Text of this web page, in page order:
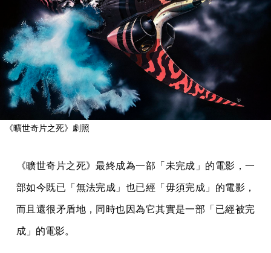
《曠世奇片之死》劇照
《曠世奇片之死》最終成為一部「未完成」的電影，一
部如今既已「無法完成」也已經「毋須完成」的電影，
而且還很矛盾地，同時也因為它其實是一部「已經被完
成」的電影。